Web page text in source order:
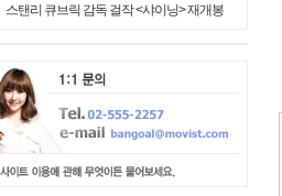
스탠리 큐브릭 감독 걸작 <샤이닝> 재개봉!